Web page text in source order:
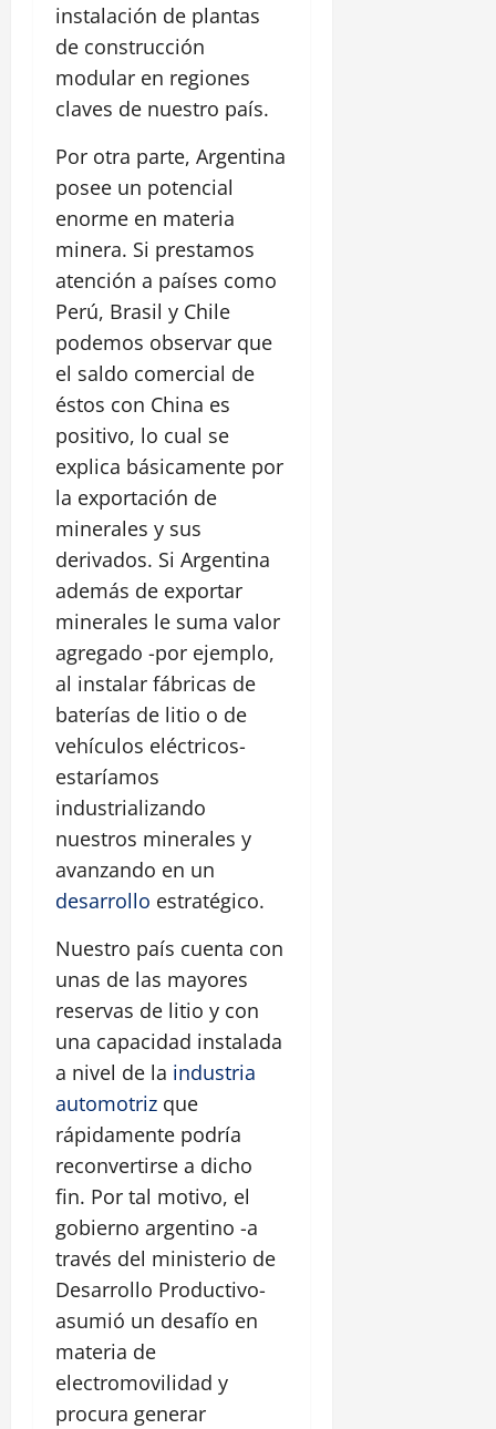
instalación de plantas
de construcción
modular en regiones
claves de nuestro país.
Por otra parte, Argentina
posee un potencial
enorme en materia
minera. Si prestamos
atención a países como
Perú, Brasil y Chile
podemos observar que
el saldo comercial de
éstos con China es
positivo, lo cual se
explica básicamente por
la exportación de
minerales y sus
derivados. Si Argentina
además de exportar
minerales le suma valor
agregado -por ejemplo,
al instalar fábricas de
baterías de litio o de
vehículos eléctricos-
estaríamos
industrializando
nuestros minerales y
avanzando en un
desarrollo estratégico.
Nuestro país cuenta con
unas de las mayores
reservas de litio y con
una capacidad instalada
a nivel de la industria
automotriz que
rápidamente podría
reconvertirse a dicho
fin. Por tal motivo, el
gobierno argentino -a
través del ministerio de
Desarrollo Productivo-
asumió un desafío en
materia de
electromovilidad y
procura generar